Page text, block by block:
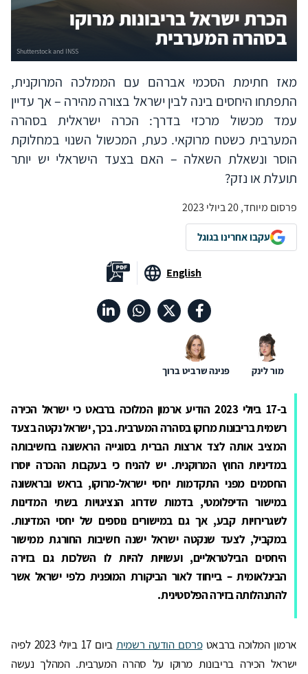
הכרת ישראל בריבונות מרוקו
בסהרה המערבית
מאז חתימת הסכמי אברהם עם הממלכה המרוקנית,
התפתחו היחסים בינה לבין ישראל בצורה מהירה – אך עדיין
עמד מכשול מרכזי בדרך: הכרה ישראלית בסהרה
המערבית כשטח מרוקאי. כעת, המכשול השנוי במחלוקת
הוסר ונשאלת השאלה – האם בצעד הישראלי יש יותר
תועלת או נזק?
פרסום מיוחד, 20 ביולי 2023
עקבו אחרינו בגוגל
English
מור לינק פנינה שרביט ברוך
ב-17 ביולי 2023 הודיע ארמון המלוכה ברבאט כי ישראל הכירה
רשמית בריבונות מרוקו בסהרה המערבית. בכך, ישראל נקטה בצעד
המציב אותה לצד ארצות הברית בסוגייה הראשונה בחשיבותה
במדיניות החוץ המרוקנית. יש להניח כי בעקבות ההכרה יוסרו
החסמים מפני התקדמות יחסי ישראל-מרוקו, בראש ובראשונה
במישור הדיפלומטי, בדמות שדרוג הנציגויות בשתי המדינות
לשגרירויות קבע, אך גם במישורים נוספים של יחסי המדינות.
במקביל, לצעד שנקטה ישראל ישנה חשיבות החורגת ממישור
היחסים הבילטראליים, ועשויות להיות לו השלכות גם בזירה
הבינלאומית – בייחוד לאור הביקורת המופנית כלפי ישראל אשר
להתנהלותה בזירה הפלסטינית.
ארמון המלוכה ברבאטפרסם הודעה רשמית
ביום 17 ביולי 2023 לפיה
ישראל הכירה בריבונות מרוקו על סהרה המערבית. המהלך נעשה